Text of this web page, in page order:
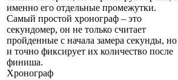
именно его отдельные промежутки.
Самый простой хронограф – это
секундомер, он не только считает
пройденные с начала замера секунды, но
и точно фиксирует их количество после
финиша.
Хронограф